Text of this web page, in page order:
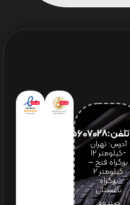
تلفن:65607028(021)
آدرس: تهران
-کیلومتر 12
بزرگراه فتح –
کیلومتر ۲
بزرگراه
باغستان